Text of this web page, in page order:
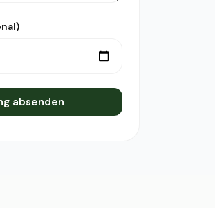
absenden